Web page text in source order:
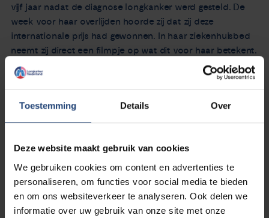
Toestemming Details Over
Deze website maakt gebruik van cookies
We gebruiken cookies om content en advertenties te
personaliseren, om functies voor social media te bieden
en om ons websiteverkeer te analyseren. Ook delen we
informatie over uw gebruik van onze site met onze
vijf jaar nadat de diagnose longkanker werd gesteld. De
week voor haar overlijden hoorde zij dat zij deze
internationale prijs had gewonnen. In haar ziekenhuisbed
neemt zij direct een filmpje op wat dit voor haar betekent.
Haar man laat het aangrijpende filmpje aan de zaal zien.
Anne Maries moeder is zichtbaar emotioneel. Dat is de
hele zaal. Anne Marie vertelt – alsof ze nog bij ons is – hoe
deze award de kroon op haar werk is, om ervoor te zorgen
dat (haar) kinderen de huidige stervende rokers niet gaan
Lees het hele bericht op de website van Meer over
Medisch ->>
Bron: Meer over Medisch